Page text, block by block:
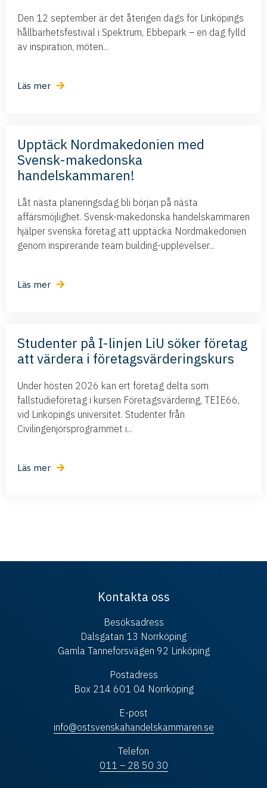
Den 12 september är det återigen dags för Linköpings
hållbarhetsfestival i Spektrum, Ebbepark – en dag fylld
av inspiration, möten...
Läs mer
Upptäck Nordmakedonien med
Svensk-makedonska
handelskammaren!
Låt nästa planeringsdag bli början på nästa
affärsmöjlighet. Svensk-makedonska handelskammaren
hjälper svenska företag att upptäcka Nordmakedonien
genom inspirerande team building-upplevelser...
Läs mer
Studenter på I-linjen LiU söker företag
att värdera i företagsvärderingskurs
Under hösten 2026 kan ert företag delta som
fallstudieföretag i kursen Företagsvärdering, TEIE66,
vid Linköpings universitet. Studenter från
Civilingenjörsprogrammet i...
Läs mer
Kontakta oss
Besöksadress
Dalsgatan 13 Norrköping
Gamla Tanneforsvägen 92 Linköping
Postadress
Box 214 601 04 Norrköping
E-post
info@ostsvenskahandelskammaren.se
Telefon
011 – 28 50 30